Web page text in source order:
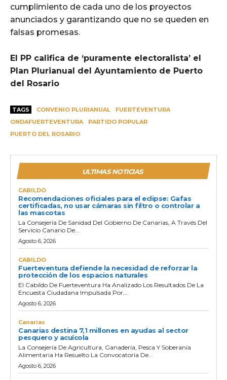
cumplimiento de cada uno de los proyectos
anunciados y garantizando que no se queden en
falsas promesas.
El PP califica de ‘puramente electoralista’ el
Plan Plurianual del Ayuntamiento de Puerto
del Rosario
TAGS CONVENIO PLURIANUAL
FUERTEVENTURA
ONDAFUERTEVENTURA
PARTIDO POPULAR
PUERTO DEL ROSARIO
ULTIMAS NOTICIAS
CABILDO
Recomendaciones oficiales para el eclipse: Gafas
certificadas, no usar cámaras sin filtro o controlar a
las mascotas
La Consejería De Sanidad Del Gobierno De Canarias, A Través Del
Servicio Canario De...
Agosto 6, 2026
CABILDO
Fuerteventura defiende la necesidad de reforzar la
protección de los espacios naturales
El Cabildo De Fuerteventura Ha Analizado Los Resultados De La
Encuesta Ciudadana Impulsada Por...
Agosto 6, 2026
Canarias
Canarias destina 7,1 millones en ayudas al sector
pesquero y acuícola
La Consejería De Agricultura, Ganadería, Pesca Y Soberanía
Alimentaria Ha Resuelto La Convocatoria De...
Agosto 6, 2026